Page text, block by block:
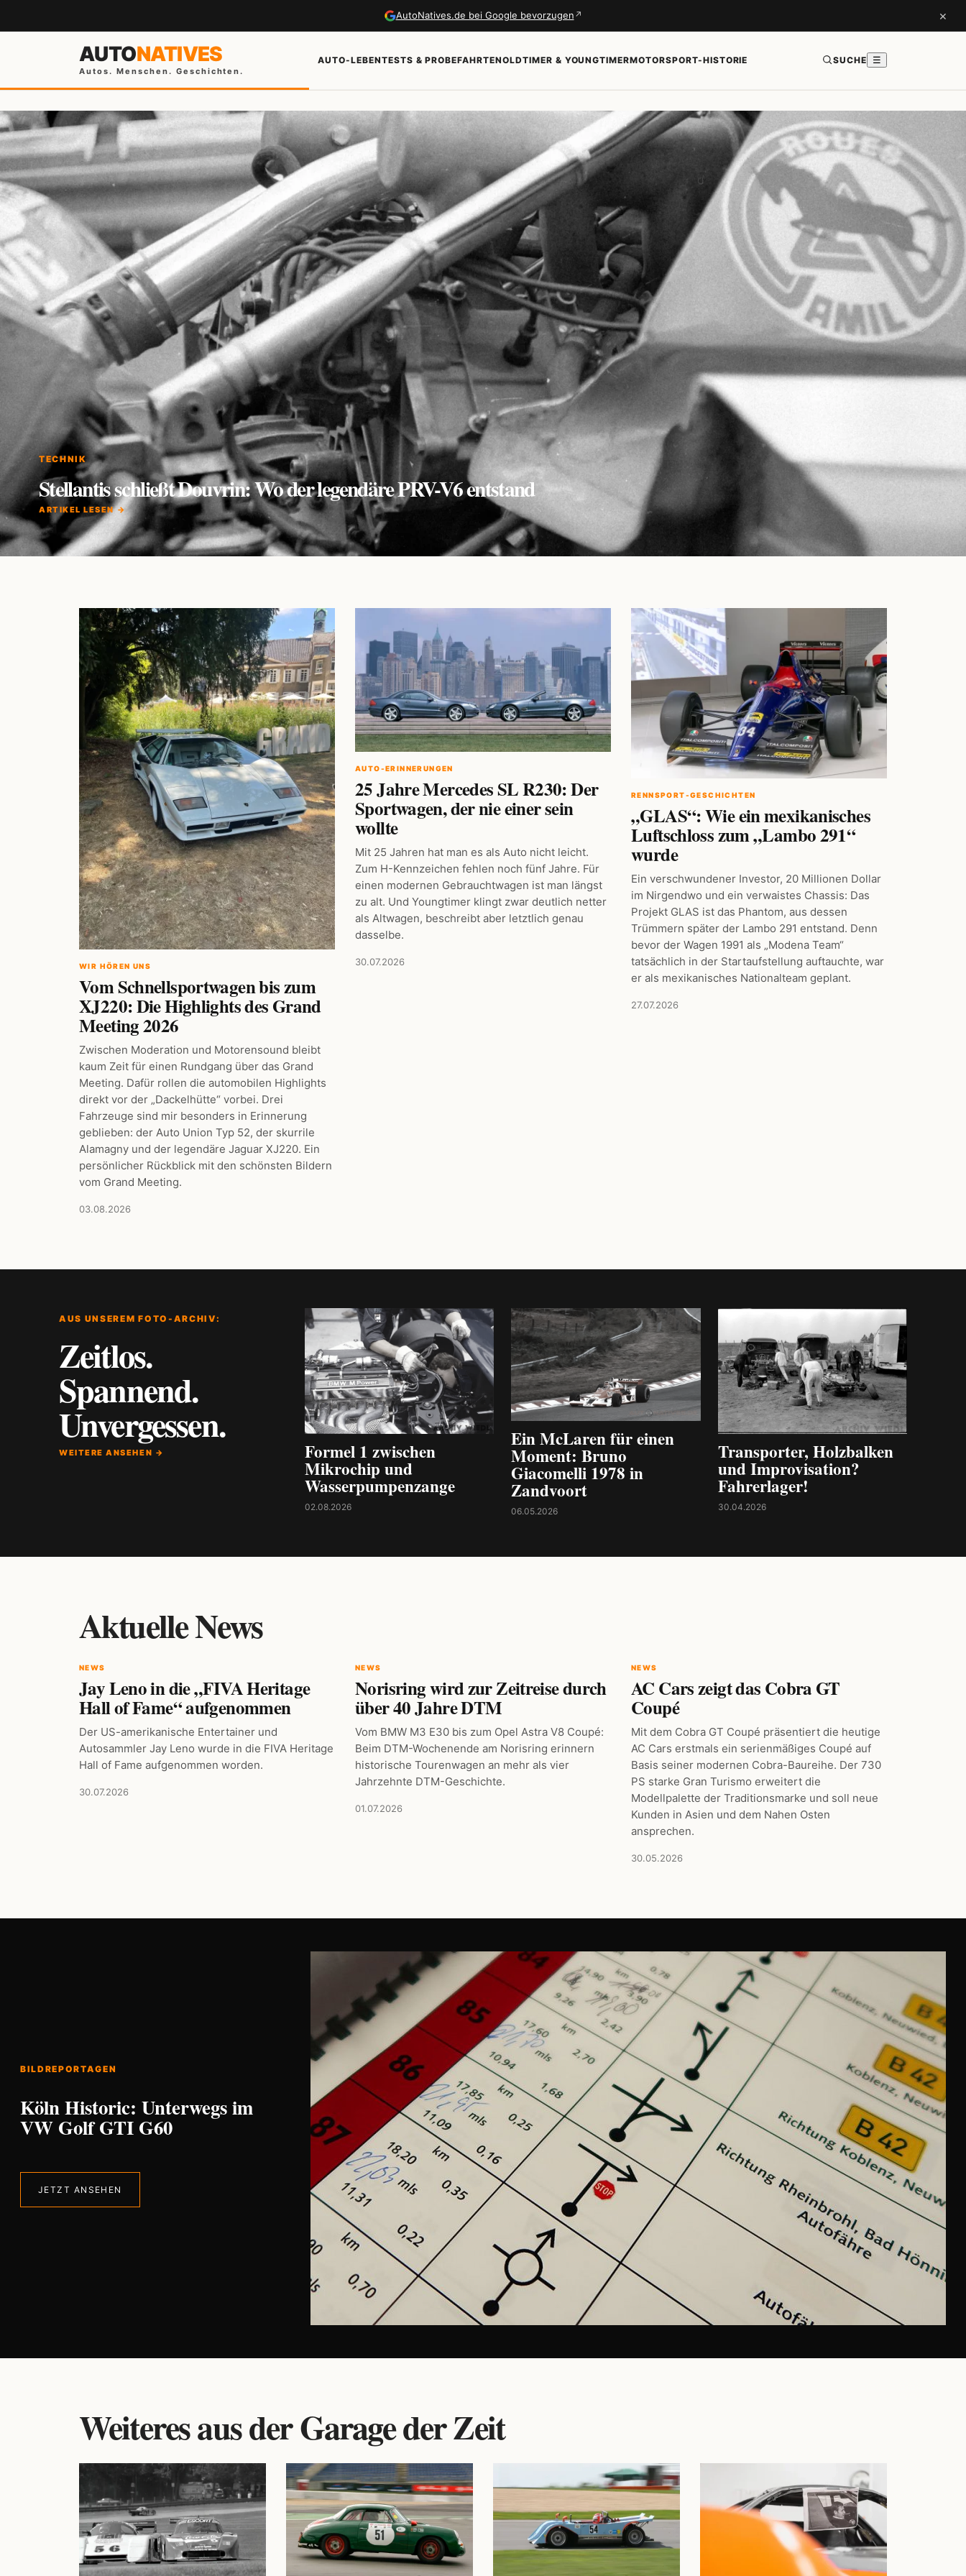
AutoNatives.de bei Google bevorzugen ↗ ×
AUTONATIVES
Autos. Menschen. Geschichten.
AUTO-LEBENTESTS & PROBEFAHRTENOLDTIMER & YOUNGTIMERMOTORSPORT-HISTORIE SUCHE ☰
TECHNIK
Stellantis schließt Douvrin: Wo der legendäre PRV-V6 entstand
ARTIKEL LESEN →
WIR HÖREN UNS
Vom Schnellsportwagen bis zum
XJ220: Die Highlights des Grand
Meeting 2026
Zwischen Moderation und Motorensound bleibt
kaum Zeit für einen Rundgang über das Grand
Meeting. Dafür rollen die automobilen Highlights
direkt vor der „Dackelhütte“ vorbei. Drei
Fahrzeuge sind mir besonders in Erinnerung
geblieben: der Auto Union Typ 52, der skurrile
Alamagny und der legendäre Jaguar XJ220. Ein
persönlicher Rückblick mit den schönsten Bildern
vom Grand Meeting.
03.08.2026
AUTO-ERINNERUNGEN
25 Jahre Mercedes SL R230: Der
Sportwagen, der nie einer sein
wollte
Mit 25 Jahren hat man es als Auto nicht leicht.
Zum H-Kennzeichen fehlen noch fünf Jahre. Für
einen modernen Gebrauchtwagen ist man längst
zu alt. Und Youngtimer klingt zwar deutlich netter
als Altwagen, beschreibt aber letztlich genau
dasselbe.
30.07.2026
RENNSPORT-GESCHICHTEN
„GLAS“: Wie ein mexikanisches
Luftschloss zum „Lambo 291“
wurde
Ein verschwundener Investor, 20 Millionen Dollar
im Nirgendwo und ein verwaistes Chassis: Das
Projekt GLAS ist das Phantom, aus dessen
Trümmern später der Lambo 291 entstand. Denn
bevor der Wagen 1991 als „Modena Team“
tatsächlich in der Startaufstellung auftauchte, war
er als mexikanisches Nationalteam geplant.
27.07.2026
AUS UNSEREM FOTO-ARCHIV:
Zeitlos.
Spannend.
Unvergessen.
WEITERE ANSEHEN → Formel 1 zwischen
Mikrochip und
Wasserpumpenzange
02.08.2026
Ein McLaren für einen
Moment: Bruno
Giacomelli 1978 in
Zandvoort
06.05.2026
Transporter, Holzbalken
und Improvisation?
Fahrerlager!
30.04.2026
Aktuelle News
NEWS
Jay Leno in die „FIVA Heritage
Hall of Fame“ aufgenommen
Der US-amerikanische Entertainer und
Autosammler Jay Leno wurde in die FIVA Heritage
Hall of Fame aufgenommen worden.
30.07.2026
NEWS
Norisring wird zur Zeitreise durch
über 40 Jahre DTM
Vom BMW M3 E30 bis zum Opel Astra V8 Coupé:
Beim DTM-Wochenende am Norisring erinnern
historische Tourenwagen an mehr als vier
Jahrzehnte DTM-Geschichte.
01.07.2026
NEWS
AC Cars zeigt das Cobra GT
Coupé
Mit dem Cobra GT Coupé präsentiert die heutige
AC Cars erstmals ein serienmäßiges Coupé auf
Basis seiner modernen Cobra-Baureihe. Der 730
PS starke Gran Turismo erweitert die
Modellpalette der Traditionsmarke und soll neue
Kunden in Asien und dem Nahen Osten
ansprechen.
30.05.2026
BILDREPORTAGEN
Köln Historic: Unterwegs im
VW Golf GTI G60
JETZT ANSEHEN
Weiteres aus der Garage der Zeit